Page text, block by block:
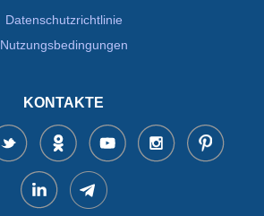
Datenschutzrichtlinie
Nutzungsbedingungen
KONTAKTE